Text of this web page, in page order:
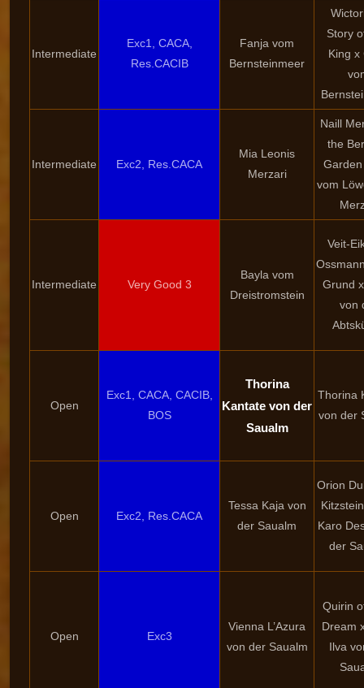
Intermediate
Exc1, CACA,
Res.CACIB
Fanja vom
Bernsteinmeer
Story
King x
Intermediate Exc2, Res.CACA
Mia Leonis
Merzari
Naill
the
vom
Intermediate Very Good 3
Bayla vom
Dreistromstein
Veit-
Grund
von
Open
Exc1, CACA, CACIB,
BOS
Thorina
Kantate von der
Saualm
Thorina
von der
Open Exc2, Res.CACA
Tessa Kaja von
der Saualm
Orion
Karo
der
Open Exc3
Vienna L’Azura
von der Saualm
Quirin
Dream
Ilva